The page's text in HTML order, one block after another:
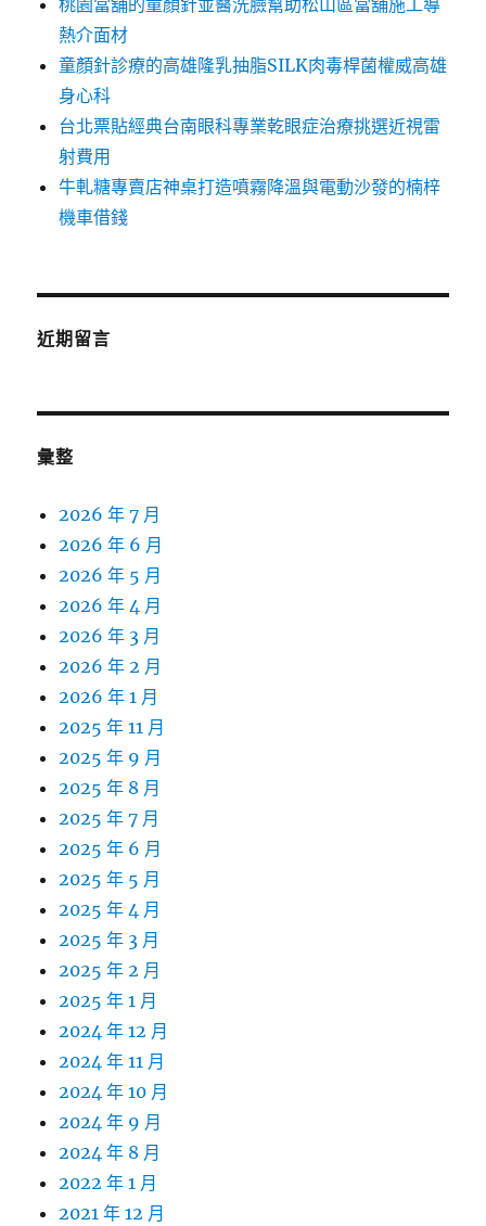
桃園當舖的童顏針並醫洗臉幫助松山區當舖施工導
熱介面材
童顏針診療的高雄隆乳抽脂SILK肉毒桿菌權威高雄
身心科
台北票貼經典台南眼科專業乾眼症治療挑選近視雷
射費用
牛軋糖專賣店神桌打造噴霧降溫與電動沙發的楠梓
機車借錢
近期留言
彙整
2026 年 7 月
2026 年 6 月
2026 年 5 月
2026 年 4 月
2026 年 3 月
2026 年 2 月
2026 年 1 月
2025 年 11 月
2025 年 9 月
2025 年 8 月
2025 年 7 月
2025 年 6 月
2025 年 5 月
2025 年 4 月
2025 年 3 月
2025 年 2 月
2025 年 1 月
2024 年 12 月
2024 年 11 月
2024 年 10 月
2024 年 9 月
2024 年 8 月
2022 年 1 月
2021 年 12 月